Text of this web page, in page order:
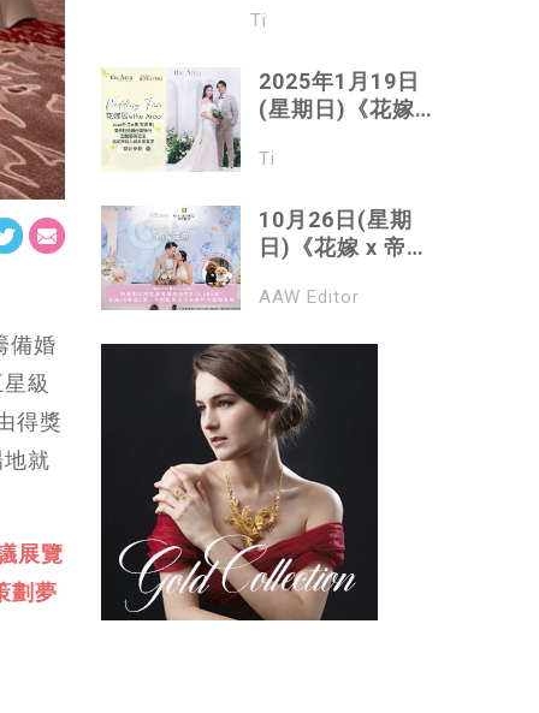
備婚
級
得獎
就
展覽
劃夢
Ti
2025年1月19日
(星期日)《花嫁
全港最具特色型
型格藝術酒店 讓
婚禮突破傳統形
friendly場地 | 免
Ti
10月26日(星期
日)《花嫁 x 帝京
Love 婚宴巡禮》
浪漫婚禮 完美結
合｜特選中式晚
宴套餐每席港幣
$10,888起*｜每
滿10席送1席*｜
半價租用Pet-
Friendly戶外證
婚場地*
AAW Editor